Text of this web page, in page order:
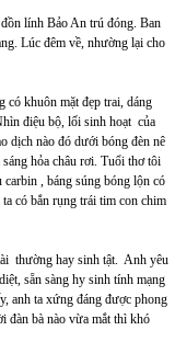
lính Bảo An trú đóng. Ban
Lúc đêm về, nhường lại cho
có khuôn mặt đẹp trai, dáng
điệu bộ, lối sinh hoạt của
dịch nào đó dưới bóng đèn nê
hỏa châu rơi. Tuổi thơ tôi
, báng súng bóng lộn có
có bắn rụng trái tim con chim
thường hay sinh tật. Anh yêu
sẵn sàng hy sinh tính mạng
anh ta xứng đáng được phong
đàn bà nào vừa mắt thì khó